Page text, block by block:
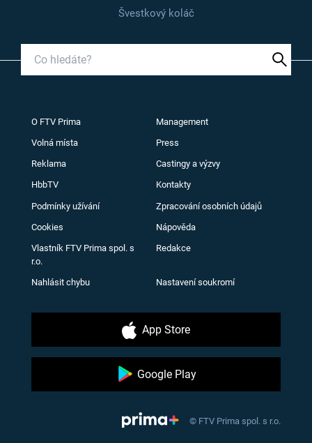
Švestkový koláč
O FTV Prima Management
Volná místa Press
Reklama Castingy a výzvy
HbbTV Kontakty
Podmínky užívání Zpracování osobních údajů
Cookies Nápověda
Vlastník FTV Prima spol. s
r.o.
Redakce
Nahlásit chybu Nastavení soukromí
App Store
Google Play
© FTV Prima spol. s r.o.